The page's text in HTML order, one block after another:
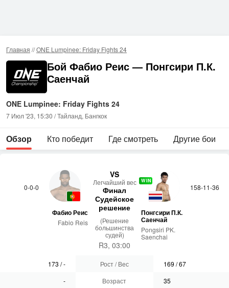
Главная //ONE Lumpinee: Friday Fights 24
Бой Фабио Реис — Понгсири П.К.
Саенчай
ONE Lumpinee: Friday Fights 24
7 Июл '23, 15:30 / Тайланд, Бангкок
Обзор Кто победит Где смотреть Другие бои
0-0-0
Фабио Реис
Fabio Reis
VS
Лег­чай­ший вес
Финал
Судейское
решение
(Решение
большинства
судей)
R3, 03:00
158-11-36
WIN
Понгсири П.К.
Саенчай
Pongsiri PK.
Saenchai
173 /-
-
Рост / Вес
Возраст
169 /67
35